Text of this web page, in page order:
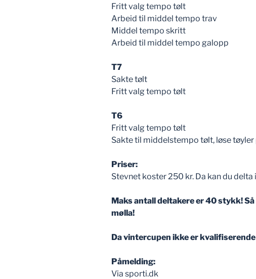
Fritt valg tempo tølt
Arbeid til middel tempo trav
Middel tempo skritt
Arbeid til middel tempo galopp
T7
Sakte tølt
Fritt valg tempo tølt
T6
Fritt valg tempo tølt
Sakte til middelstempo tølt, løse tøyler
Priser:
Stevnet koster 250 kr. Da kan du
Maks antall deltakere er 40 stykk!
mølla!
Da vintercupen ikke er
Påmelding:
Via sporti.dk